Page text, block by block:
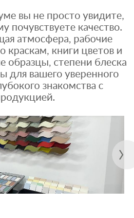
вы не просто увидите,
почувствуете качество.
атмосфера, рабочие
краскам, книги цветов и
образцы, степени блеска
для вашего уверенного
знакомства с